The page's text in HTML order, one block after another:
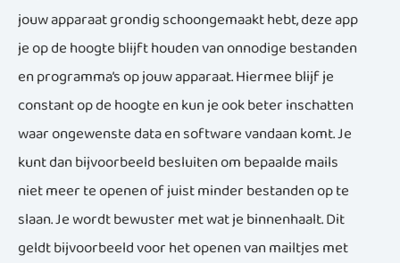
jouw apparaat grondig schoongemaakt hebt, deze app
je op de hoogte blijft houden van onnodige bestanden
en programma’s op jouw apparaat. Hiermee blijf je
constant op de hoogte en kun je ook beter inschatten
waar ongewenste data en software vandaan komt. Je
kunt dan bijvoorbeeld besluiten om bepaalde mails
niet meer te openen of juist minder bestanden op te
slaan. Je wordt bewuster met wat je binnenhaalt. Dit
geldt bijvoorbeeld voor het openen van mailtjes met